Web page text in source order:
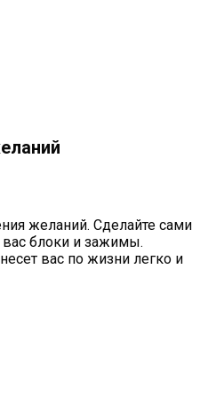
желаний. Сделайте сами
вас блоки и зажимы.
вас по жизни легко и